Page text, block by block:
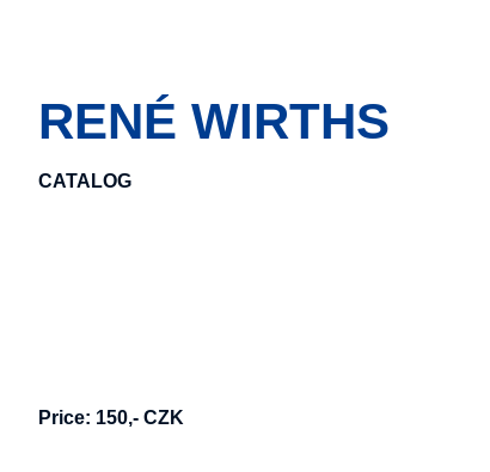
RENÉ WIRTHS
CATALOG
Price: 150,- CZK